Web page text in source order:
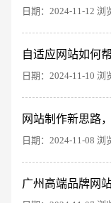
日期：2024-11-12 浏
自适应网站如何
日期：2024-11-10 浏
网站制作新思路
日期：2024-11-08 浏
广州高端品牌网